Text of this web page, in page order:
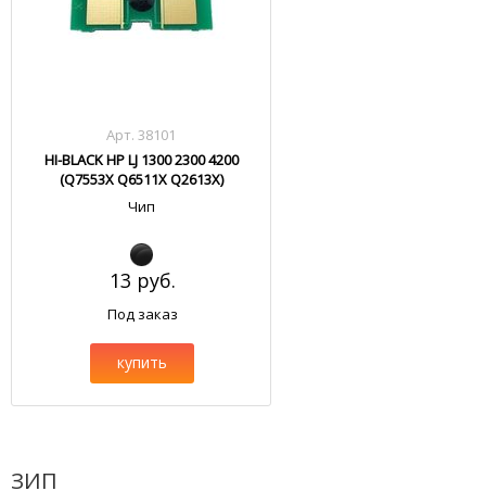
Арт. 38101
HI-BLACK HP LJ 1300 2300 4200
(Q7553X Q6511X Q2613X)
Чип
13 руб.
Под заказ
купить
ЗИП